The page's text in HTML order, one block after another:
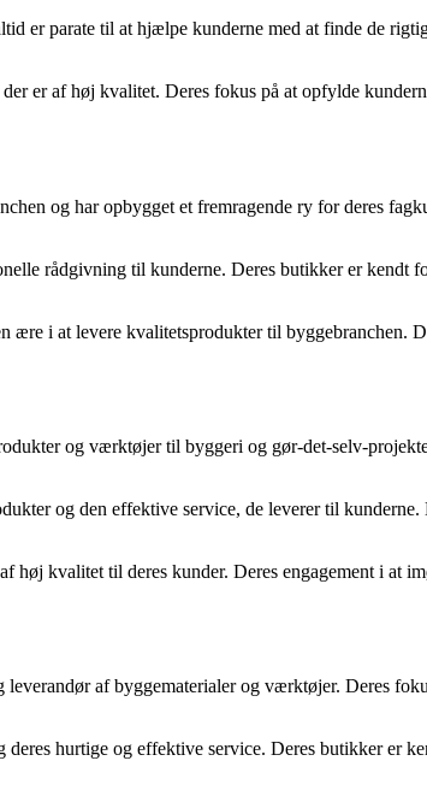
er parate til at hjælpe kunderne med at finde de
er af høj kvalitet. Deres fokus på at opfylde
og har opbygget et fremragende ry for deres
rådgivning til kunderne. Deres butikker er
ære i at levere kvalitetsprodukter til byggebranchen.
og værktøjer til byggeri og gør-det-selv-
og den effektive service, de leverer til
kvalitet til deres kunder. Deres engagement i at
af byggematerialer og værktøjer. Deres
hurtige og effektive service. Deres butikker er